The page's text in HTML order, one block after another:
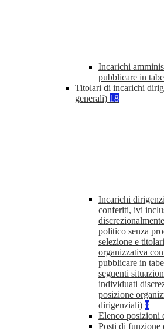
Incarichi
pubblicare in
Titolari di incarichi
generali) 18
Incarichi
conferiti, ivi
politico senza
selezione e
organizzativa
pubblicare in
seguenti
individuati
posizione
dirigenziali) 8
Elenco posizioni
Posti di funzione